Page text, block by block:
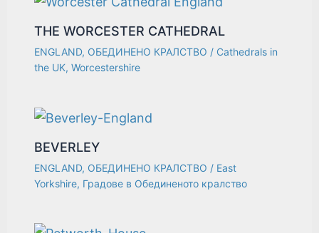
THE WORCESTER CATHEDRAL
ENGLAND, ОБЕДИНЕНО КРАЛСТВО / Cathedrals in
the UK,Worcestershire
BEVERLEY
ENGLAND, ОБЕДИНЕНО КРАЛСТВО / East
Yorkshire, Градове в Обединеното кралство